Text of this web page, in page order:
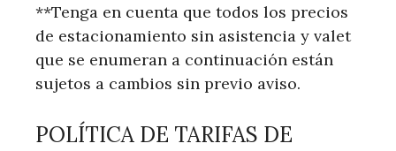
**Tenga en cuenta que todos los precios
de estacionamiento sin asistencia y valet
que se enumeran a continuación están
sujetos a cambios sin previo aviso.
POLÍTICA DE TARIFAS DE